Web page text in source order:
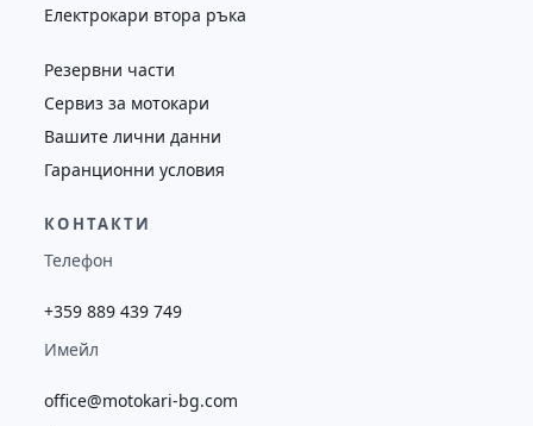
Електрокари втора ръка
Резервни части
Сервиз за мотокари
Вашите лични данни
Гаранционни условия
КОНТАКТИ
Телефон
+359 889 439 749
Имейл
office@motokari-bg.com